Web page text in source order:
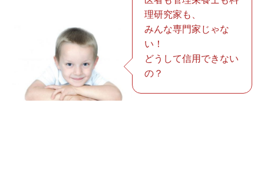
理研究家も、
みんな専門家じゃな
い！
どうして信用できない
の？